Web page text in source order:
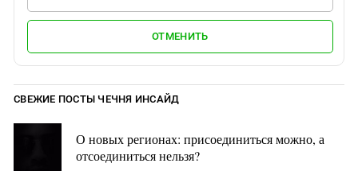
ОТМЕНИТЬ
СВЕЖИЕ ПОСТЫ ЧЕЧНЯ ИНСАЙД
О новых регионах: присоединиться можно, а
отсоединиться нельзя?